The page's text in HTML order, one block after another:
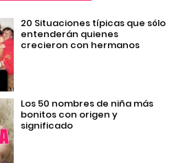
20 Situaciones típicas que sólo
entenderán quienes
crecieron con hermanos
Los 50 nombres de niña más
bonitos con origen y
significado